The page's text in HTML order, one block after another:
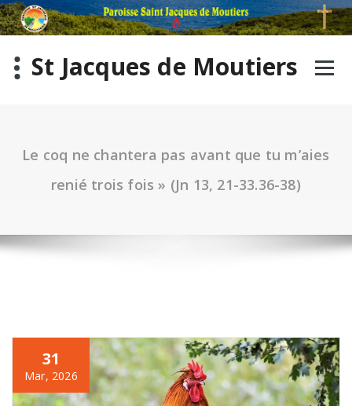
St Jacques de Moutiers
Le coq ne chantera pas avant que tu m’aies
renié trois fois » (Jn 13, 21-33.36-38)
31
Mar, 2026